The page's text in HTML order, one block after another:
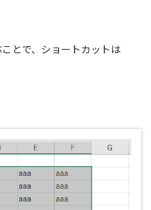
とで、ショートカットは